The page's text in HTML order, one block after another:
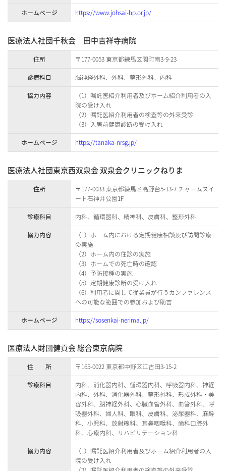
ホームページ
https://www.johsai-hp.or.jp/
医療法人社団千秋会 田中吉祥寺病院
住所
〒177-0053 東京都練馬区関町南3-9-23
診療科目
脳神経外科、外科、整形外科、内科
協力内容
（1）嘱託医紹介利用者及びホーム紹介利用者の入
院の受け入れ
（2）嘱託医紹介利用者の検査等の外来受診
（3）入居前健康診断の受け入れ
ホームページ
https://tanaka-nrsg.jp/
医療法人社団東京西双泉会 双泉会クリニックねりま
住所
〒177-0033 東京都練馬区高野台5-13-7 チャームスイ
ート石神井公園1F
診療科目
内科、循環器科、精神科、皮膚科、整形外科
協力内容
（1）ホーム内における定期健康相談及び訪問診療
の実施
（2）ホーム内の往診の実施
（3）ホームでの死亡時の確認
（4）予防接種の実施
（5）定期健康診断の受け入れ
（6）利用者に関して従業員が行うカンファレンス
への可能な範囲での参加および助言
ホームページ
https://sosenkai-nerima.jp/
医療法人財団健貢会 総合東京病院
住 所
〒165-0022 東京都中野区江古田3-15-2
診療科目
内科、消化器内科、循環器内科、呼吸器内科、神経
内科、外科、消化器外科、整形外科、形成外科・美
容外科、脳神経外科、心臓血管外科、血管外科、呼
吸器外科、婦人科、眼科、皮膚科、泌尿器科、麻酔
科、小児科、放射線科、耳鼻咽喉科、歯科口腔外
科、心療内科、リハビリテーション科
協力内容
（1）嘱託医紹介利用者及びホーム紹介利用者の入
院の受け入れ